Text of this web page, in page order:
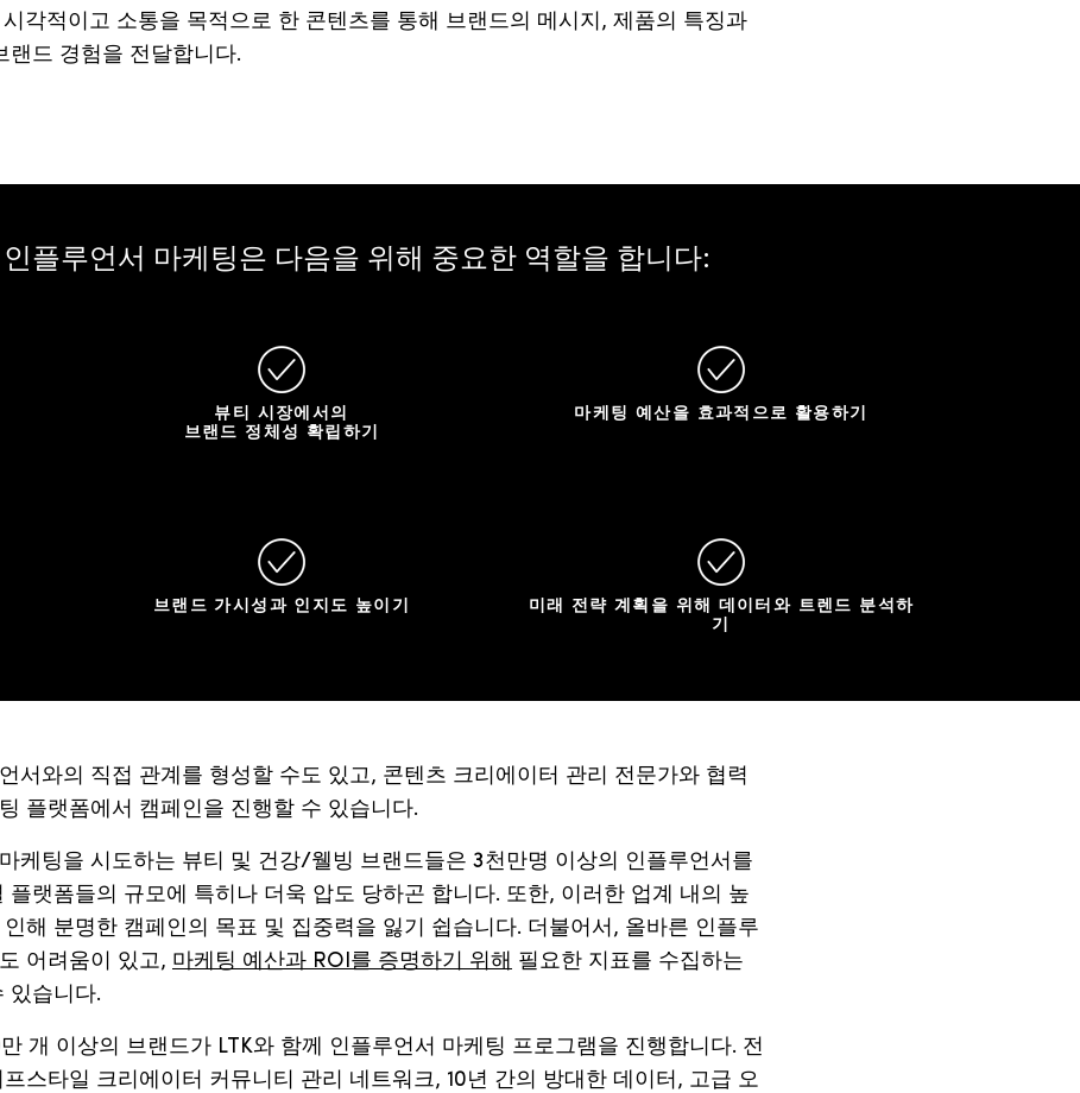
각적이고 소통을 목적으로 한 콘텐츠를 통해 브랜드의 메시지, 제품의 특징과
랜드 경험을 전달합니다.
플루언서 마케팅은 다음을 위해 중요한 역할을 합니다:
뷰티 시장에서의
브랜드 정체성 확립하기
마케팅 예산을 효과적으로 활용하기
브랜드 가시성과 인지도 높이기
미래 전략 계획을 위해 데이터와 트렌드 분석하
기
서와의 직접 관계를 형성할 수도 있고, 콘텐츠 크리에이터 관리 전문가와 협력
플랫폼에서 캠페인을 진행할 수 있습니다.
마케팅을 시도하는 뷰티 및 건강/웰빙 브랜드들은 3천만명 이상의
인플루언서를
플랫폼들의 규모에 특히나 더욱 압도 당하곤 합니다. 또한, 이러한 업계 내의 높
인해 분명한 캠페인의 목표 및 집중력을 잃기 쉽습니다. 더불어서 , 올바른 인플루
어려움이 있고, 마케팅 예산과 ROI를 증명하기 위해 필요한 지표를 수집하는
있습니다.
만 개 이상의 브랜드가 LTK와 함께 인플루언서 마케팅 프로그램을 진행합니다. 전
프스타일 크리에이터 커뮤니티 관리 네트워크, 10년 간의 방대한 데이터 , 고급 오